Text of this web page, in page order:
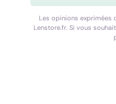
Les opinions exprimées
Lenstore.fr. Si vous